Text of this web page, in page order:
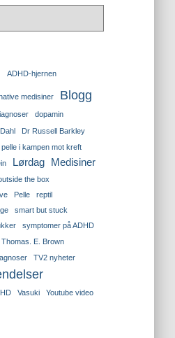
ADHD-hjernen
medisiner Blogg
dopamin
Dr Russell Barkley
pelle i kampen mot kreft
Lørdag Medisiner
the box
Pelle
reptil
smart but stuck
symptomer på ADHD
Thomas. E. Brown
TV2 nyheter
Vasuki Youtube video